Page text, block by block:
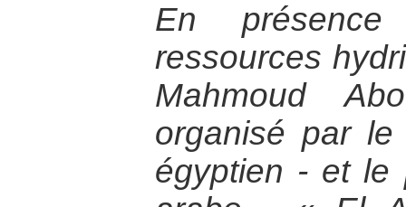
En
ressources
Mahmoud
organisé par
égyptien - et le